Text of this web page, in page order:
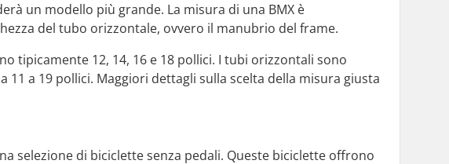
un modello più grande. La misura di una BMX è
del tubo orizzontale, ovvero il manubrio del frame.
tipicamente 12, 14, 16 e 18 pollici. I tubi orizzontali sono
a 19 pollici. Maggiori dettagli sulla scelta della misura giusta
selezione di biciclette senza pedali. Queste biciclette offrono